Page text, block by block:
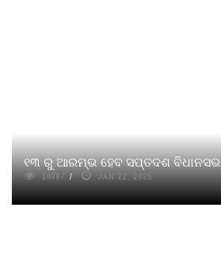
୧୩ ରୁ ଆରମ୍ଭ ହେବ ସପ୍ତଦଶ
14987 JAN 22, 2025